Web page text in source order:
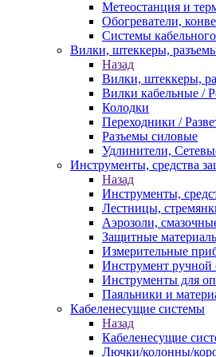
Метеостанция и
Обогреватели,
Системы
Вилки, штеккеры,
Назад
Вилки, штеккеры,
Вилки кабельные /
Колодки
Переходники /
Разъемы силовые
Удлинители,
Инструменты, средства
Назад
Инструменты,
Лестницы,
Аэрозоли,
Защитные
Измерительные
Инструмент ручной
Инструменты для
Паяльники и
Кабеленесущие системы
Назад
Кабеленесущие
Лючки/колонны/